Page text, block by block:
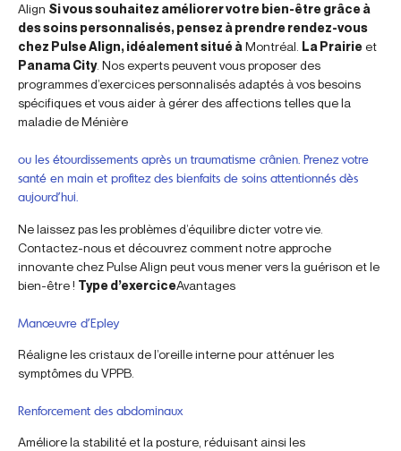
Align Si vous souhaitez améliorer votre bien-être grâce à
des soins personnalisés, pensez à prendre rendez-vous
chez Pulse Align, idéalement situé à Montréal. La Prairieet
Panama City. Nos experts peuvent vous proposer des
programmes d’exercices personnalisés adaptés à vos besoins
spécifiques et vous aider à gérer des affections telles que la
maladie de Ménière
ou les étourdissements après un traumatisme crânien. Prenez votre
santé en main et profitez des bienfaits de soins attentionnés dès
aujourd’hui.
Ne laissez pas les problèmes d’équilibre dicter votre vie.
Contactez-nous et découvrez comment notre approche
innovante chez Pulse Align peut vous mener vers la guérison et le
bien-être ! Type d’exerciceAvantages
Manœuvre d’Epley
Réaligne les cristaux de l’oreille interne pour atténuer les
symptômes du VPPB.
Renforcement des abdominaux
Améliore la stabilité et la posture, réduisant ainsi les